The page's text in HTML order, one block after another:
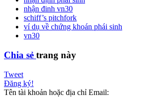
nhận đinh vn30
schiff’s pitchfork
ví dụ về chứng khoán phái sinh
vn30
Chia sẻ trang này
Tweet
Đăng ký!
Tên tài khoản hoặc địa chỉ Email: